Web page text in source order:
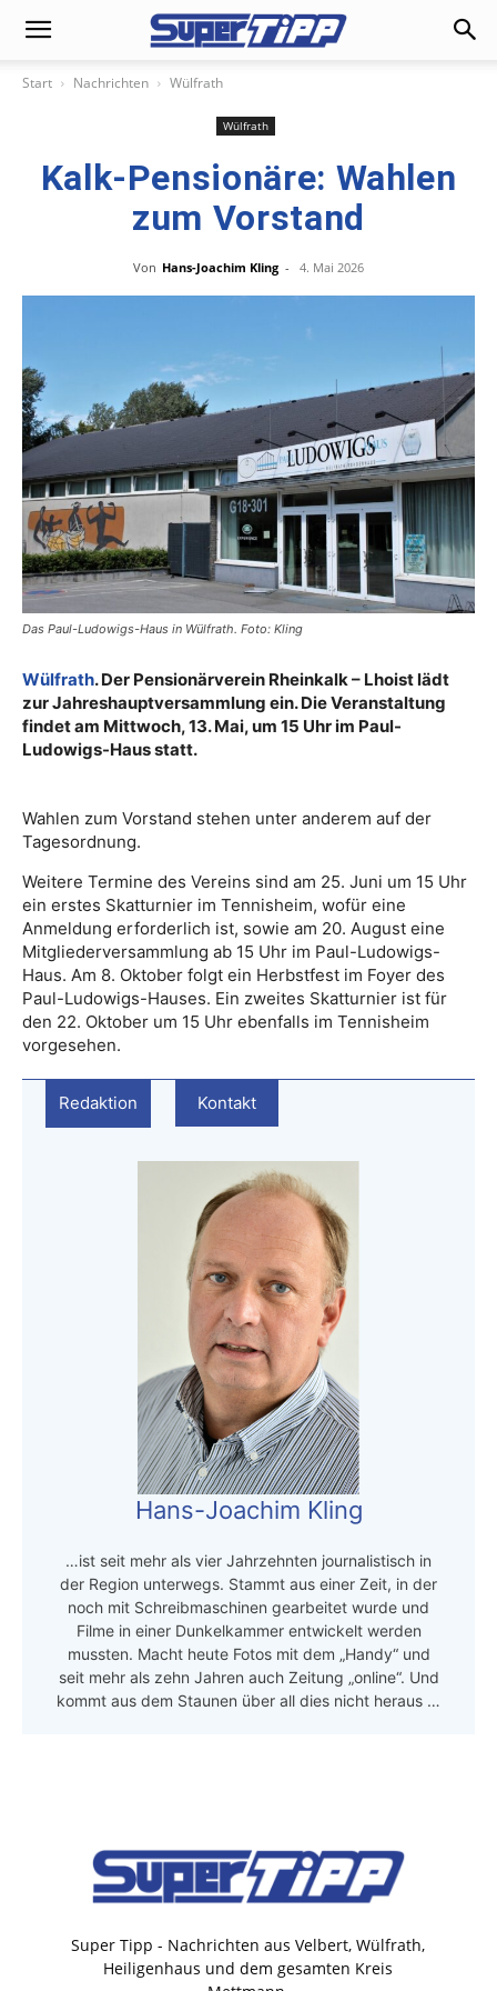
Start Nachrichten Wülfrath
Wülfrath
Kalk-Pensionäre: Wahlen
zum Vorstand
Von Hans-Joachim Kling - 4. Mai 2026
Das Paul-Ludowigs-Haus in Wülfrath. Foto: Kling
Wülfrath. Der Pensionärverein Rheinkalk – Lhoist lädt
zur Jahreshauptversammlung ein. Die Veranstaltung
findet am Mittwoch, 13. Mai, um 15 Uhr im Paul-
Ludowigs-Haus statt.
Wahlen zum Vorstand stehen unter anderem auf der
Tagesordnung.
Weitere Termine des Vereins sind am 25. Juni um 15 Uhr
ein erstes Skatturnier im Tennisheim, wofür eine
Anmeldung erforderlich ist, sowie am 20. August eine
Mitgliederversammlung ab 15 Uhr im Paul-Ludowigs-
Haus. Am 8. Oktober folgt ein Herbstfest im Foyer des
Paul-Ludowigs-Hauses. Ein zweites Skatturnier ist für
den 22. Oktober um 15 Uhr ebenfalls im Tennisheim
vorgesehen.
Redaktion Kontakt
Hans-Joachim Kling
…ist seit mehr als vier Jahrzehnten journalistisch in
der Region unterwegs. Stammt aus einer Zeit, in der
noch mit Schreibmaschinen gearbeitet wurde und
Filme in einer Dunkelkammer entwickelt werden
mussten. Macht heute Fotos mit dem „Handy“ und
seit mehr als zehn Jahren auch Zeitung „online“. Und
kommt aus dem Staunen über all dies nicht heraus …
Super Tipp - Nachrichten aus Velbert, Wülfrath,
Heiligenhaus und dem gesamten Kreis